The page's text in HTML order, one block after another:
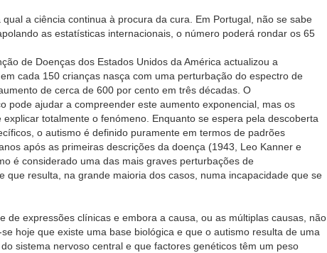
a ciência continua à procura da cura. Em Portugal, não se sabe
as estatísticas internacionais, o número poderá rondar os 65
de Doenças dos Estados Unidos da América actualizou a
cada 150 crianças nasça com uma perturbação do espectro de
de cerca de 600 por cento em três décadas. O
pode ajudar a compreender este aumento exponencial, mas os
totalmente o fenómeno. Enquanto se espera pela descoberta
o autismo é definido puramente em termos de padrões
após as primeiras descrições da doença (1943, Leo Kanner e
é considerado uma das mais graves perturbações de
que resulta, na grande maioria dos casos, numa incapacidade que se
de expressões clínicas e embora a causa, ou as múltiplas causas, não
hoje que existe uma base biológica e que o autismo resulta de uma
sistema nervoso central e que factores genéticos têm um peso